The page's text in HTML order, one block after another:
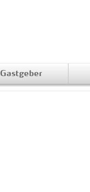
Gastgeber